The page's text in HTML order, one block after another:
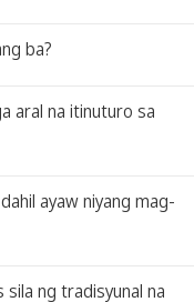
ba?
aral na itinuturo sa
ayaw niyang mag-
sila ng tradisyunal na